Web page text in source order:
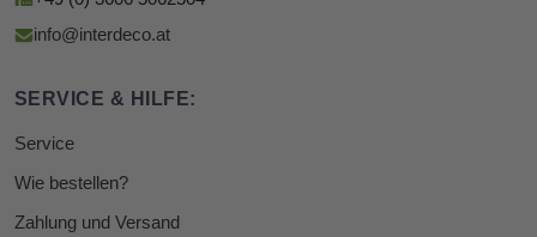
info@interdeco.at
SERVICE & HILFE:
Service
Wie bestellen?
Zahlung und Versand